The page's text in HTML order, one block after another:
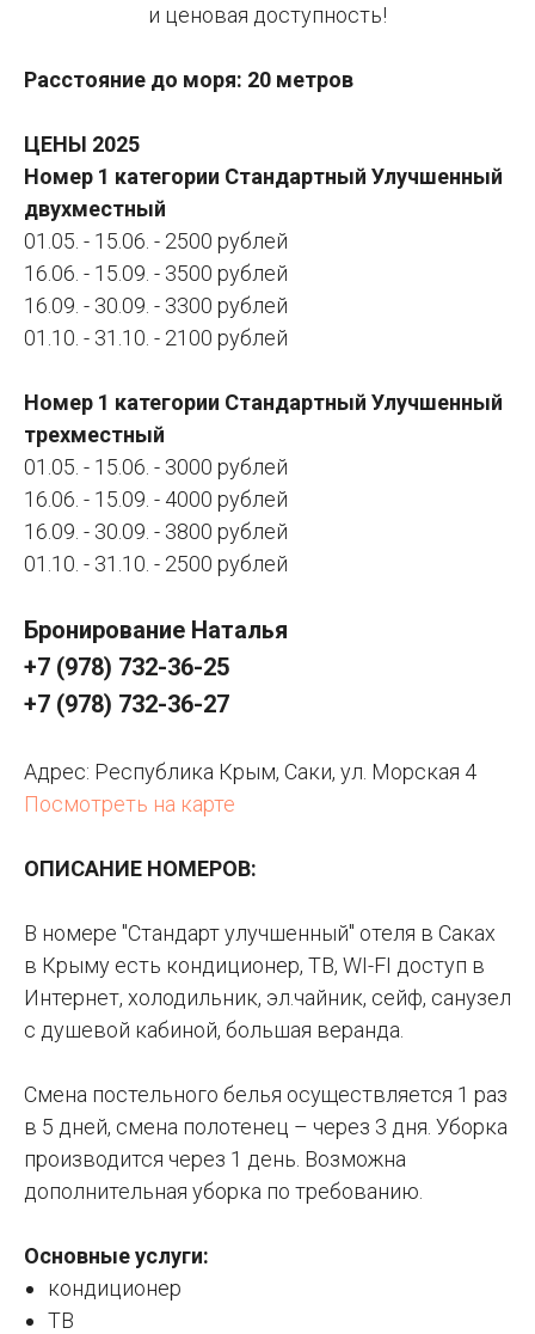
и ценовая доступность!
Расстояние до моря: 20 метров
ЦЕНЫ 2025
Номер 1 категории Стандартный Улучшенный
двухместный
01.05. - 15.06. - 2500 рублей
16.06. - 15.09. - 3500 рублей
16.09. - 30.09. - 3300 рублей
01.10. - 31.10. - 2100 рублей
Номер 1 категории Стандартный Улучшенный
трехместный
01.05. - 15.06. - 3000 рублей
16.06. - 15.09. - 4000 рублей
16.09. - 30.09. - 3800 рублей
01.10. - 31.10. - 2500 рублей
Бронирование Наталья
+7 (978) 732-36-25
+7 (978) 732-36-27
Адрес: Республика Крым, Саки, ул. Морская 4
Посмотреть на карте
ОПИСАНИЕ НОМЕРОВ:
В номере "Стандарт улучшенный" отеля в Саках
в Крыму есть кондиционер, ТВ, WI-FI доступ в
Интернет, холодильник, эл.чайник, сейф, санузел
с душевой кабиной, большая веранда.
Смена постельного белья осуществляется 1 раз
в 5 дней, смена полотенец – через 3 дня. Уборка
производится через 1 день. Возможна
дополнительная уборка по требованию.
Основные услуги:
кондиционер
ТВ